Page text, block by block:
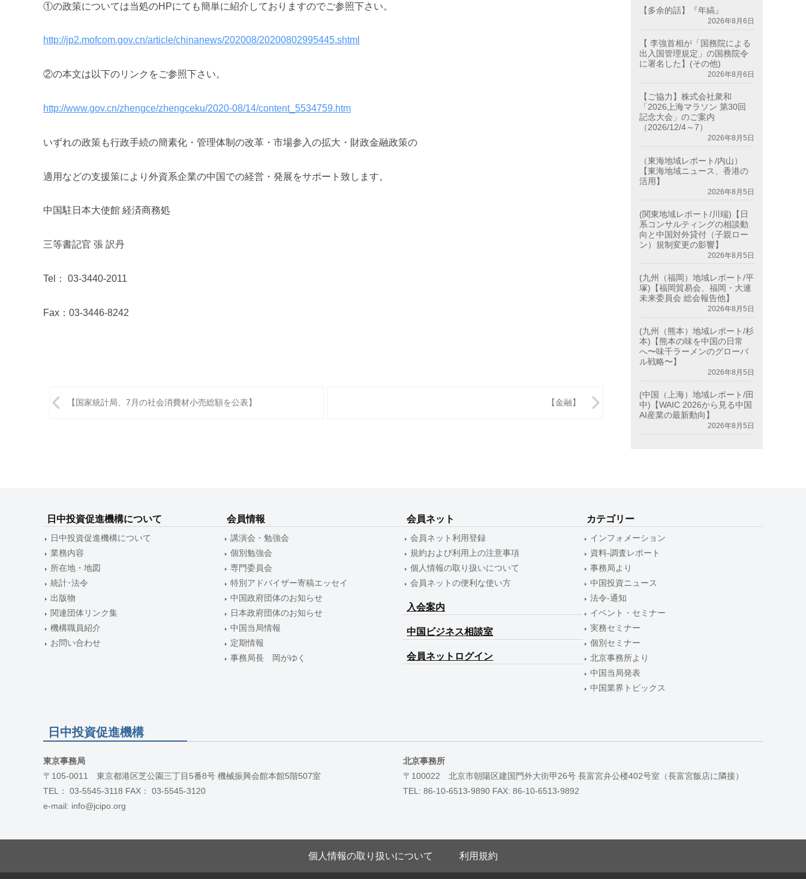
①の政策については当処のHPにても簡単に紹介しておりますのでご参照下さい。
http://jp2.mofcom.gov.cn/article/chinanews/202008/20200802995445.shtml
②の本文は以下のリンクをご参照下さい。
http://www.gov.cn/zhengce/zhengceku/2020-08/14/content_5534759.htm
いずれの政策も行政手続の簡素化・管理体制の改革・市場参入の拡大・財政金融政策の
適用などの支援策により外資系企業の中国での経営・発展をサポート致します。
中国駐日本大使館 経済商務処
三等書記官 張 訳丹
Tel： 03-3440-2011
Fax：03-3446-8242
投
シ
ョ
ン
【国家統計局、7月の社会消費材小売総額を公表】 【金融】
【多余的話】『年縞』
2026年8月6日
【 李強首相が「国務院による
出入国管理規定」の国務院令
に署名した】(その他)
2026年8月6日
【ご協力】株式会社衆和
「2026上海マラソン 第30回
記念大会」のご案内
（2026/12/4～7）
2026年8月5日
（東海地域レポート/内山）
【東海地域ニュース、香港の
活用】
2026年8月5日
(関東地域レポート/川端)【日
系コンサルティングの相談動
向と中国対外貸付（子親ロー
ン）規制変更の影響】
2026年8月5日
(九州（福岡）地域レポート/平
塚)【福岡貿易会、福岡・大連
未来委員会 総会報告他】
2026年8月5日
(九州（熊本）地域レポート/杉
本)【熊本の味を中国の日常
へ〜味千ラーメンのグローバ
ル戦略〜】
2026年8月5日
(中国（上海）地域レポート/田
中)【WAIC 2026から見る中国
AI産業の最新動向】
2026年8月5日
日中投資促進機構について
日中投資促進機構について
業務内容
所在地・地図
統計･法令
出版物
関連団体リンク集
機構職員紹介
お問い合わせ
会員情報
講演会・勉強会
個別勉強会
専門委員会
特別アドバイザー寄稿エッセイ
中国政府団体のお知らせ
日本政府団体のお知らせ
中国当局情報
定期情報
事務局長 岡がゆく
会員ネット
会員ネット利用登録
規約および利用上の注意事項
個人情報の取り扱いについて
会員ネットの便利な使い方
入会案内
中国ビジネス相談室
会員ネットログイン
カテゴリー
インフォメーション
資料-調査レポート
事務局より
中国投資ニュース
法令-通知
イベント・セミナー
実務セミナー
個別セミナー
北京事務所より
中国当局発表
中国業界トピックス
日中投資促進機構
東京事務局
〒105-0011 東京都港区芝公園三丁目5番8号 機械振興会館本館5階507室
TEL： 03-5545-3118 FAX： 03-5545-3120
e-mail: info@jcipo.org
北京事務所
〒100022 北京市朝陽区建国門外大街甲26号 長富宮弁公楼402号室（長富宮飯店に隣接）
TEL: 86-10-6513-9890 FAX: 86-10-6513-9892
個人情報の取り扱いについて 利用規約